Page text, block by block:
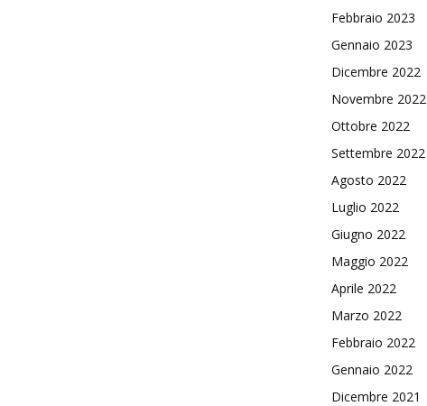
Febbraio 2023
Gennaio 2023
Dicembre 2022
Novembre 2022
Ottobre 2022
Settembre 2022
Agosto 2022
Luglio 2022
Giugno 2022
Maggio 2022
Aprile 2022
Marzo 2022
Febbraio 2022
Gennaio 2022
Dicembre 2021